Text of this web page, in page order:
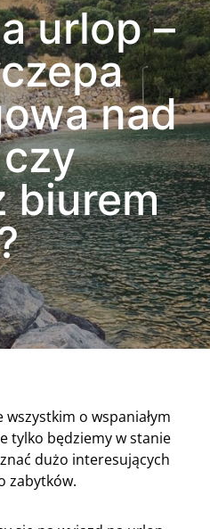
urlop –
nad
biurem
o wspaniałym
tylko będziemy w stanie
dużo interesujących
zabytków.